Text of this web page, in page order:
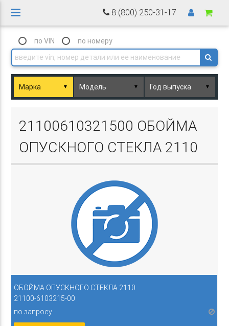
8 (800) 250-31-17
по VIN по номеру
▼ ▼ ▼
21100610321500 ОБОЙМА
ОПУСКНОГО СТЕКЛА 2110
ОБОЙМА ОПУСКНОГО СТЕКЛА 2110
21100-6103215-00
по запросу